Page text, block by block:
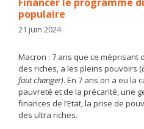
populaire
21 juin 2024
Macron : 7 ans que ce méprisant
des riches, a les pleins pouvoirs (
faut changer). En 7 ans on a eu la
pauvreté et de la précarité, une
finances de l’Etat, la prise de
des ultra riches.